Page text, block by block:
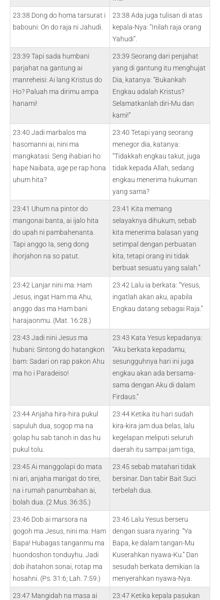
23:38 Dong do homa tarsurat i
babouni: On do raja ni Jahudi.
23:38 Ada juga tulisan di atas
kepala-Nya: “Inilah raja orang
Yahudi”.
23:39 Tapi sada humbani
parjahat na gantung ai
manreheisi: Ai lang Kristus do
Ho? Paluah ma dirimu ampa
hanami!
23:39 Seorang dari penjahat
yang di gantung itu menghujat
Dia, katanya: “Bukankah
Engkau adalah Kristus?
Selamatkanlah diri-Mu dan
kami!”
23:40 Jadi marbalos ma
hasomanni ai, nini ma
mangkatasi: Seng ihabiari ho
hape Naibata, age pe rap hona
uhum hita?
23:40 Tetapi yang seorang
menegor dia, katanya:
“Tidakkah engkau takut, juga
tidak kepada Allah, sedang
engkau menerima hukuman
yang sama?
23:41 Uhum na pintor do
mangonai banta, ai ijalo hita
do upah ni pambahenanta.
Tapi anggo Ia, seng dong
ihorjahon na so patut.
23:41 Kita memang
selayaknya dihukum, sebab
kita menerima balasan yang
setimpal dengan perbuatan
kita, tetapi orang ini tidak
berbuat sesuatu yang salah.”
23:42 Lanjar nini ma: Ham
Jesus, ingat Ham ma Ahu,
anggo das ma Ham bani
harajaonmu. (Mat. 16:28.)
23:42 Lalu ia berkata: “Yesus,
ingatlah akan aku, apabila
Engkau datang sebagai Raja.”
23:43 Jadi nini Jesus ma
hubani: Sintong do hatangkon
bam: Sadari on rap pakon Ahu
ma ho i Paradeiso!
23:43 Kata Yesus kepadanya:
“Aku berkata kepadamu,
sesungguhnya hari ini juga
engkau akan ada bersama-
sama dengan Aku di dalam
Firdaus.”
23:44 Anjaha hira-hira pukul
sapuluh dua, sogop ma na
golap hu sab tanoh in das hu
pukul tolu.
23:44 Ketika itu hari sudah
kira-kira jam dua belas, lalu
kegelapan meliputi seluruh
daerah itu sampai jam tiga,
23:45 Ai manggolapi do mata
ni ari, anjaha marigat do tirei,
na i rumah panumbahan ai,
bolah dua. (2 Mus. 36:35.)
23:45 sebab matahari tidak
bersinar. Dan tabir Bait Suci
terbelah dua.
23:46 Dob ai marsora na
gogoh ma Jesus, nini ma: Ham
Bapa! Hubagas tanganmu ma
huondoshon tonduyhu. Jadi
dob ihatahon sonai, rotap ma
hosahni. (Ps. 31:6; Lah. 7:59.)
23:46 Lalu Yesus berseru
dengan suara nyaring: “Ya
Bapa, ke dalam tangan-Mu
Kuserahkan nyawa-Ku.” Dan
sesudah berkata demikian Ia
menyerahkan nyawa-Nya.
23:47 Mangidah na masa ai
23:47 Ketika kepala pasukan